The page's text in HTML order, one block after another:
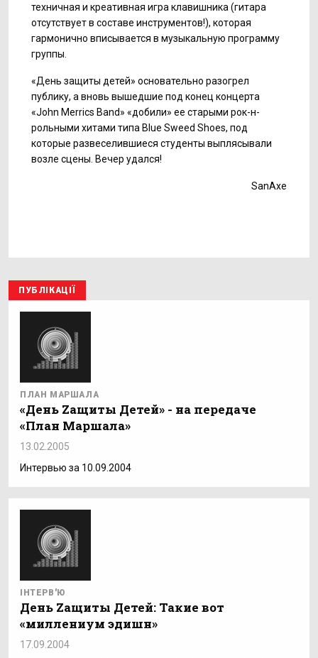
техничная и креативная игра клавишника (гитара
отсутствует в составе инструментов!), которая
гармонично вписывается в музыкальную программу
группы.
«День защиты детей» основательно разогрел
публику, а вновь вышедшие под конец концерта
«John Merrics Band» «добили» ее старыми рок-н-
рольными хитами типа Blue Sweed Shoes, под
которые развеселившиеся студенты выплясывали
возле сцены. Вечер удался!
SanAxe
ПУБЛІКАЦІЇ
ПЛАН МАРШАЛА
«День Zащиты Детей» - на передаче
«План Маршала»
13.02.2005
Интервью за 10.09.2004
ІНТЕРВ'Ю
День Zащиты Детей: Такие вот
«миллениум эдишн»
17.09.2004